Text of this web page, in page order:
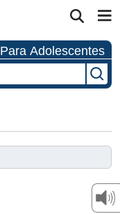
Para Adolescentes